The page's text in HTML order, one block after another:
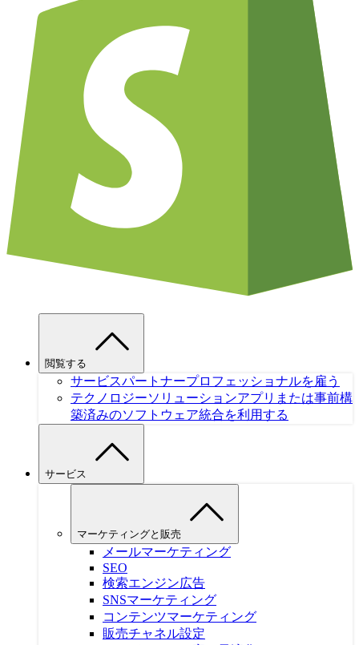
閲覧する
サービスパートナープロフェッショナルを雇う
テクノロジーソリューションアプリまたは事前構
築済みのソフトウェア統合を利用する
サービス
マーケティングと販売
メールマーケティング
SEO
検索エンジン広告
SNSマーケティング
コンテンツマーケティング
販売チャネル設定